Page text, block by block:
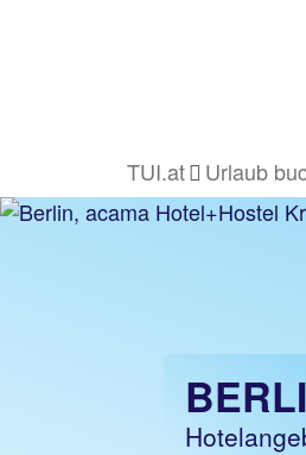
TUI.at Urlaub